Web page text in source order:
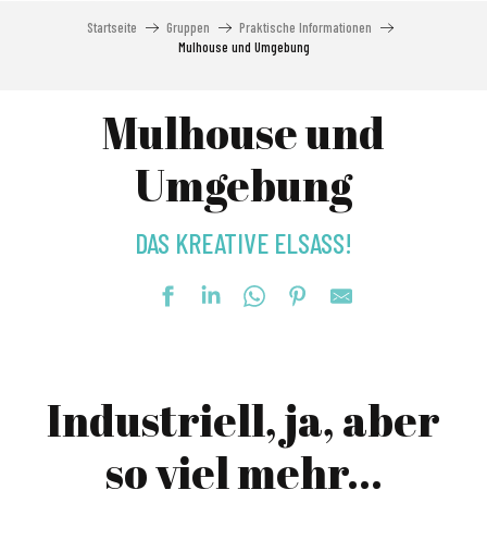
Startseite Gruppen
Praktische Informationen
Mulhouse und Umgebung
Mulhouse und
Umgebung
DAS KREATIVE ELSASS!
Industriell, ja, aber
so viel mehr...